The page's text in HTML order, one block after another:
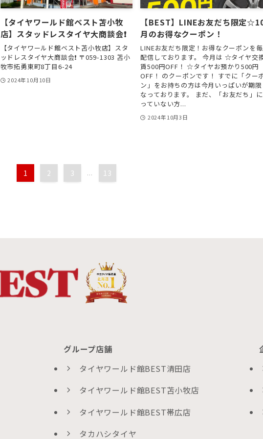
【タイヤワールド館ベスト苫小牧
店】スタッドレスタイヤ大商談会❗️
【タイヤワールド館ベスト苫小牧店】スタ
ッドレスタイヤ大商談会❗️ 〒059-1303 苫小
牧市拓勇東町8丁目6-24
2024年10月10日
【BEST】LINEお友だち限定
月のお得なクーポン！
LINEお友だち限定！お得なクーポンを毎
配信しております。 今月は ☆タイヤ交
賃500円OFF！ ☆タイヤお預かり500円
OFF！ のクーポンです！ すでに「クー
ン」をお持ちの方は今月いっぱいが期限
なっております。 まだ、「お友だち」
っていない方...
2024年10月3日
1 2 3 ... 13
グループ店舗
タイヤワールド館BEST清田店
タイヤワールド館BEST苫小牧店
タイヤワールド館BEST帯広店
タカハシタイヤ